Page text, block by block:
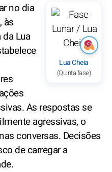
Lua Cheia
(Quinta fase)
no dia
às
Lua
As respostas se
agressivas, o
conversas. Decisões
de carregar a